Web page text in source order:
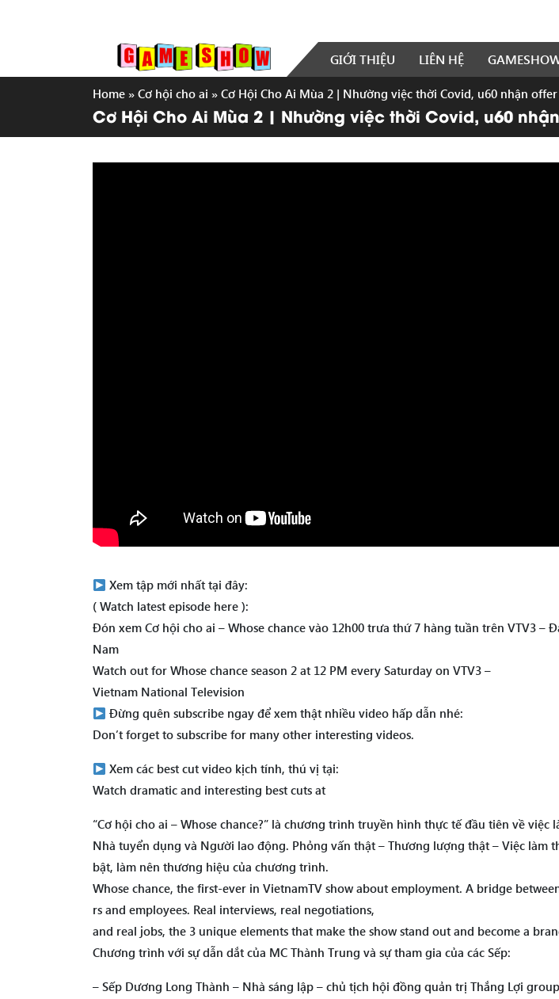
GIỚI THIỆU LIÊN HỆ
Home » Cơ hội cho ai » Cơ Hội Cho Ai Mùa 2 | Nhường việc thời Covid, u60 nhận
Cơ Hội Cho Ai Mùa 2 | Nhường việc thời Covid, u60
Xem tập mới nhất tại đây:
( Watch latest episode here ):
Đón xem Cơ hội cho ai – Whose chance vào 12h00 trưa thứ 7 hàng tuần trên VTV3 –
Nam
Watch out for Whose chance season 2 at 12 PM every Saturday on VTV3 –
Vietnam National Television
Đừng quên subscribe ngay để xem thật nhiều video hấp dẫn nhé:
Don’t forget to subscribe for many other interesting videos.
Xem các best cut video kịch tính, thú vị tại:
Watch dramatic and interesting best cuts at
“Cơ hội cho ai – Whose chance?” là chương trình truyền hình thực tế đầu tiên về việc
Nhà tuyển dụng và Người lao động. Phỏng vấn thật – Thương lượng thật – Việc làm
bật, làm nên thương hiệu của chương trình.
Whose chance, the first-ever in VietnamTV show about employment. A bridge
rs and employees. Real interviews, real negotiations,
and real jobs, the 3 unique elements that make the show stand out and become a
Chương trình với sự dẫn dắt của MC Thành Trung và sự tham gia của các Sếp:
– Sếp Dương Long Thành – Nhà sáng lập – chủ tịch hội đồng quản trị Thắng Lợi